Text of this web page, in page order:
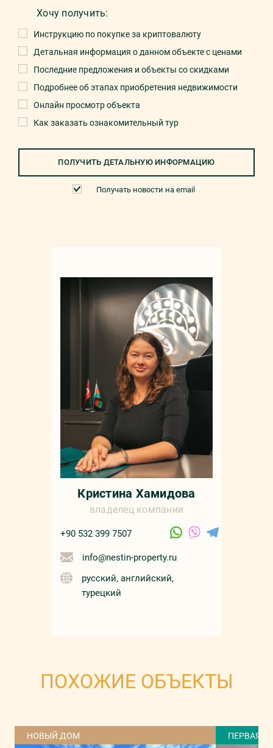
Хочу получить:
Инструкцию по покупке за криптовалюту
Детальная информация о данном объекте с ценами
Последние предложения и объекты со скидками
Подробнее об этапах приобретения недвижимости
Онлайн просмотр объекта
Как заказать ознакомительный тур
ПОЛУЧИТЬ ДЕТАЛЬНУЮ ИНФОРМАЦИЮ
Получать новости на email
Кристина Хамидова
владелец компании
+90 532 399 7507
info@nestin-property.ru
русский, английский,
турецкий
ПОХОЖИЕ ОБЪЕКТЫ
НОВЫЙ ДОМ ПЕРВАЯ